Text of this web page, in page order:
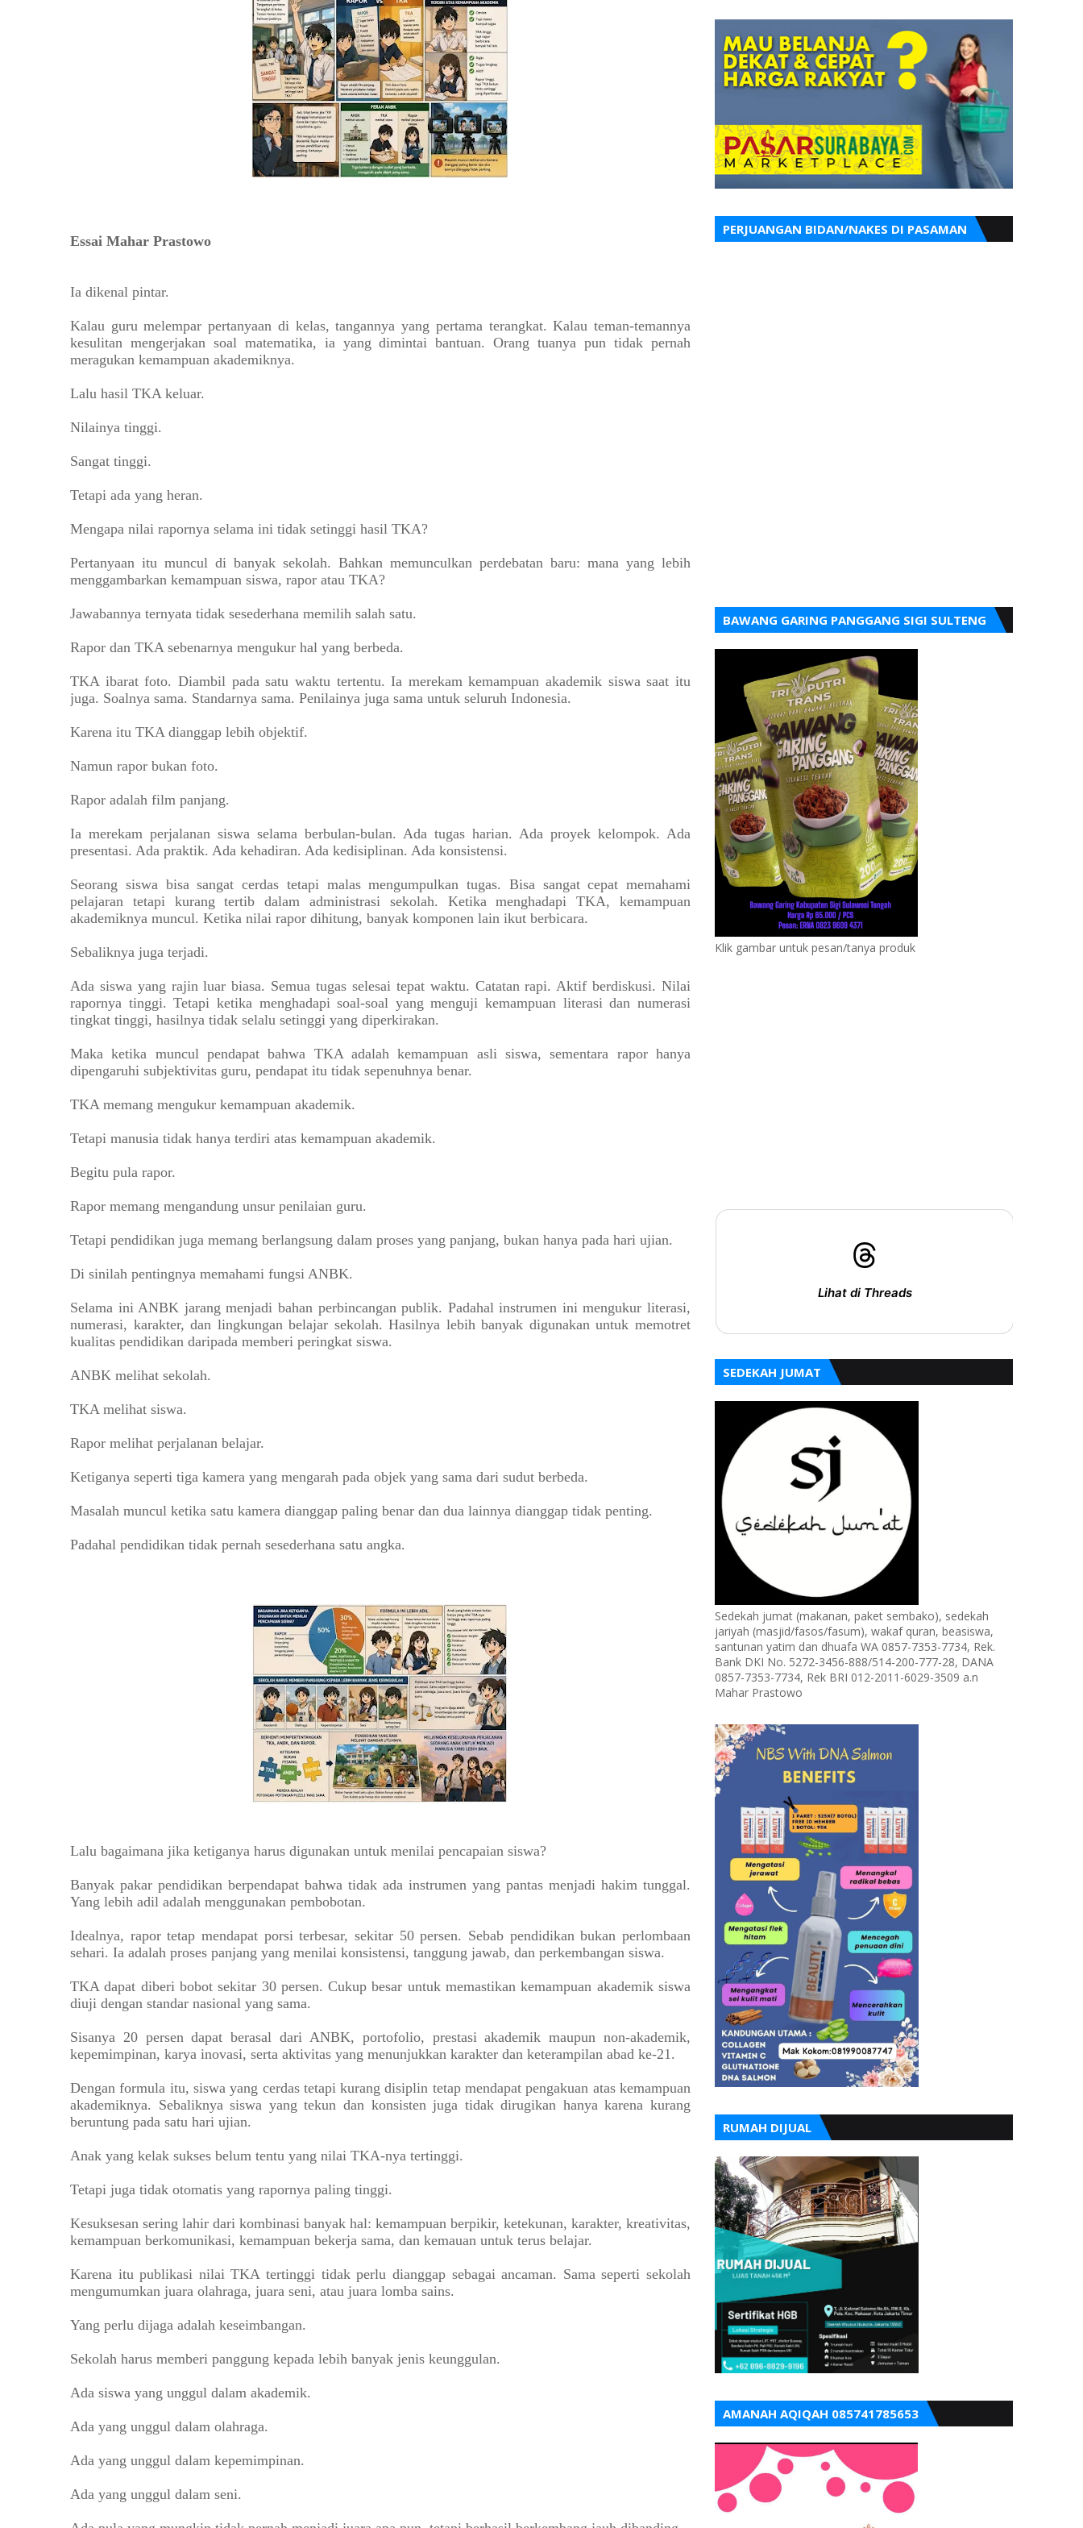
Essai Mahar Prastowo
Ia dikenal pintar.
Kalau guru melempar pertanyaan di kelas, tangannya yang pertama terangkat. Kalau teman-temannya
kesulitan mengerjakan soal matematika, ia yang dimintai bantuan. Orang tuanya pun tidak pernah
meragukan kemampuan akademiknya.
Lalu hasil TKA keluar.
Nilainya tinggi.
Sangat tinggi.
Tetapi ada yang heran.
Mengapa nilai rapornya selama ini tidak setinggi hasil TKA?
Pertanyaan itu muncul di banyak sekolah. Bahkan memunculkan perdebatan baru: mana yang lebih
menggambarkan kemampuan siswa, rapor atau TKA?
Jawabannya ternyata tidak sesederhana memilih salah satu.
Rapor dan TKA sebenarnya mengukur hal yang berbeda.
TKA ibarat foto. Diambil pada satu waktu tertentu. Ia merekam kemampuan akademik siswa saat itu
juga. Soalnya sama. Standarnya sama. Penilainya juga sama untuk seluruh Indonesia.
Karena itu TKA dianggap lebih objektif.
Namun rapor bukan foto.
Rapor adalah film panjang.
Ia merekam perjalanan siswa selama berbulan-bulan. Ada tugas harian. Ada proyek kelompok. Ada
presentasi. Ada praktik. Ada kehadiran. Ada kedisiplinan. Ada konsistensi.
Seorang siswa bisa sangat cerdas tetapi malas mengumpulkan tugas. Bisa sangat cepat memahami
pelajaran tetapi kurang tertib dalam administrasi sekolah. Ketika menghadapi TKA, kemampuan
akademiknya muncul. Ketika nilai rapor dihitung, banyak komponen lain ikut berbicara.
Sebaliknya juga terjadi.
Ada siswa yang rajin luar biasa. Semua tugas selesai tepat waktu. Catatan rapi. Aktif berdiskusi. Nilai
rapornya tinggi. Tetapi ketika menghadapi soal-soal yang menguji kemampuan literasi dan numerasi
tingkat tinggi, hasilnya tidak selalu setinggi yang diperkirakan.
Maka ketika muncul pendapat bahwa TKA adalah kemampuan asli siswa, sementara rapor hanya
dipengaruhi subjektivitas guru, pendapat itu tidak sepenuhnya benar.
TKA memang mengukur kemampuan akademik.
Tetapi manusia tidak hanya terdiri atas kemampuan akademik.
Begitu pula rapor.
Rapor memang mengandung unsur penilaian guru.
Tetapi pendidikan juga memang berlangsung dalam proses yang panjang, bukan hanya pada hari ujian.
Di sinilah pentingnya memahami fungsi ANBK.
Selama ini ANBK jarang menjadi bahan perbincangan publik. Padahal instrumen ini mengukur literasi,
numerasi, karakter, dan lingkungan belajar sekolah. Hasilnya lebih banyak digunakan untuk memotret
kualitas pendidikan daripada memberi peringkat siswa.
ANBK melihat sekolah.
TKA melihat siswa.
Rapor melihat perjalanan belajar.
Ketiganya seperti tiga kamera yang mengarah pada objek yang sama dari sudut berbeda.
Masalah muncul ketika satu kamera dianggap paling benar dan dua lainnya dianggap tidak penting.
Padahal pendidikan tidak pernah sesederhana satu angka.
Lalu bagaimana jika ketiganya harus digunakan untuk menilai pencapaian siswa?
Banyak pakar pendidikan berpendapat bahwa tidak ada instrumen yang pantas menjadi hakim tunggal.
Yang lebih adil adalah menggunakan pembobotan.
Idealnya, rapor tetap mendapat porsi terbesar, sekitar 50 persen. Sebab pendidikan bukan perlombaan
sehari. Ia adalah proses panjang yang menilai konsistensi, tanggung jawab, dan perkembangan siswa.
TKA dapat diberi bobot sekitar 30 persen. Cukup besar untuk memastikan kemampuan akademik siswa
diuji dengan standar nasional yang sama.
Sisanya 20 persen dapat berasal dari ANBK, portofolio, prestasi akademik maupun non-akademik,
kepemimpinan, karya inovasi, serta aktivitas yang menunjukkan karakter dan keterampilan abad ke-21.
Dengan formula itu, siswa yang cerdas tetapi kurang disiplin tetap mendapat pengakuan atas kemampuan
akademiknya. Sebaliknya siswa yang tekun dan konsisten juga tidak dirugikan hanya karena kurang
beruntung pada satu hari ujian.
Anak yang kelak sukses belum tentu yang nilai TKA-nya tertinggi.
Tetapi juga tidak otomatis yang rapornya paling tinggi.
Kesuksesan sering lahir dari kombinasi banyak hal: kemampuan berpikir, ketekunan, karakter, kreativitas,
kemampuan berkomunikasi, kemampuan bekerja sama, dan kemauan untuk terus belajar.
Karena itu publikasi nilai TKA tertinggi tidak perlu dianggap sebagai ancaman. Sama seperti sekolah
mengumumkan juara olahraga, juara seni, atau juara lomba sains.
Yang perlu dijaga adalah keseimbangan.
Sekolah harus memberi panggung kepada lebih banyak jenis keunggulan.
Ada siswa yang unggul dalam akademik.
Ada yang unggul dalam olahraga.
Ada yang unggul dalam kepemimpinan.
Ada yang unggul dalam seni.
PERJUANGAN BIDAN/NAKES DI PASAMAN
BAWANG GARING PANGGANG SIGI SULTENG
Klik gambar untuk pesan/tanya produk
Lihat di Threads
SEDEKAH JUMAT
Sedekah jumat (makanan, paket sembako), sedekah
jariyah (masjid/fasos/fasum), wakaf quran, beasiswa,
santunan yatim dan dhuafa WA 0857-7353-7734, Rek.
Bank DKI No. 5272-3456-888/514-200-777-28, DANA
0857-7353-7734, Rek BRI 012-2011-6029-3509 a.n
Mahar Prastowo
RUMAH DIJUAL
AMANAH AQIQAH 085741785653